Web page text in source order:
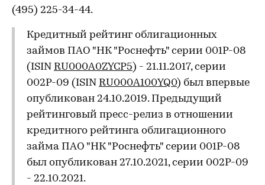
(495) 225-34-44.
Кредитный рейтинг облигационных
займов ПАО "НК "Роснефть" серии 001P-08
(ISIN RU000A0ZYCP5) - 21.11.2017, серии
002P-09 (ISIN RU000A100YQ0) был впервые
опубликован 24.10.2019. Предыдущий
рейтинговый пресс-релиз в отношении
кредитного рейтинга облигационного
займа ПАО "НК "Роснефть" серии 001P-08
был опубликован 27.10.2021, серии 002P-09
- 22.10.2021.